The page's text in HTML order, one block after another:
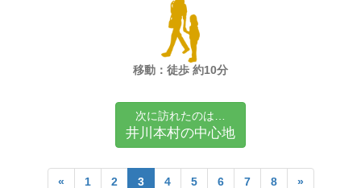
移動：徒歩 約10分
次に訪れたのは…
井川本村の中心地
« 1 2 3 4 5 6 7 8 »